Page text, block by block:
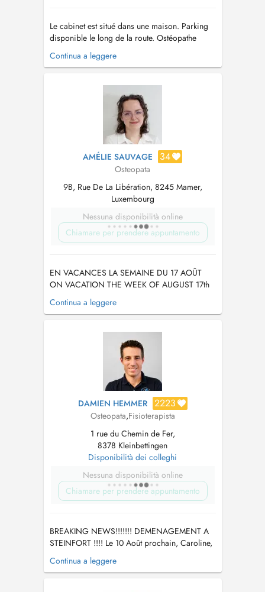
Le cabinet est situé dans une maison. Parking
disponible le long de la route. Ostéopathe
D.O., diplômé de l'Université Libre de
Bruxelles (ULB), je reçois des patients à partir
pratique une ostéopathie fondée sur une
approche clinique et basée sur l...
Continua a leggere
AMÉLIE SAUVAGE 34
Osteopata
9B, Rue De La Libération, 8245 Mamer,
Luxembourg
Nessuna disponibilità online
Chiamare per prendere appuntamento
EN VACANCES LA SEMAINE DU 17 AOÛT
ON VACATION THE WEEK OF AUGUST 17th
Diplômée d'un Master de spécialisation en
Ostéopathie de l'Université Libre de Bruxelles,
cursus me permettent de vous prendre en
charge en toute sécurité, au moyen d'une
Continua a leggere
DAMIEN HEMMER 2223
Osteopata,Fisioterapista
1 rue du Chemin de Fer,
8378 Kleinbettingen
Disponibilità dei colleghi
Nessuna disponibilità online
Chiamare per prendere appuntamento
BREAKING NEWS!!!!!!! DEMENAGEMENT A
STEINFORT !!!! Le 10 Août prochain, Caroline,
Marie et moi déménagerons dans un nouveau
centre à Steinfort! Valentin, un ostéopathe de
Continua a leggere